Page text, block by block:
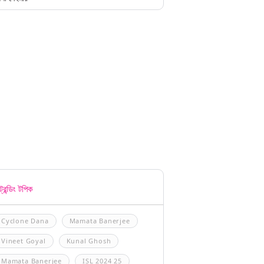
টপিক
Cyclone Dana Mamata Banerjee
Vineet Goyal Kunal Ghosh
Mamata Banerjee ISL 2024 25